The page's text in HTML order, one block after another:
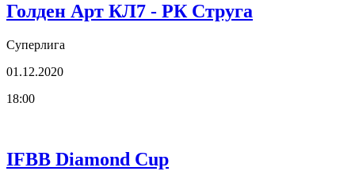
Голден Арт КЛ7 - РК Струга
Суперлига
01.12.2020
18:00
IFBB Diamond Cup